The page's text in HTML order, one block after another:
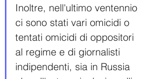
Inoltre, nell'ultimo ventennio
ci sono stati vari omicidi o
tentati omicidi di oppositori
al regime e di giornalisti
indipendenti, sia in Russia